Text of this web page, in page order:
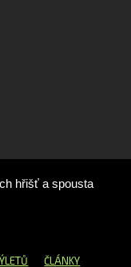
hřišť a spousta
ČLÁNKY